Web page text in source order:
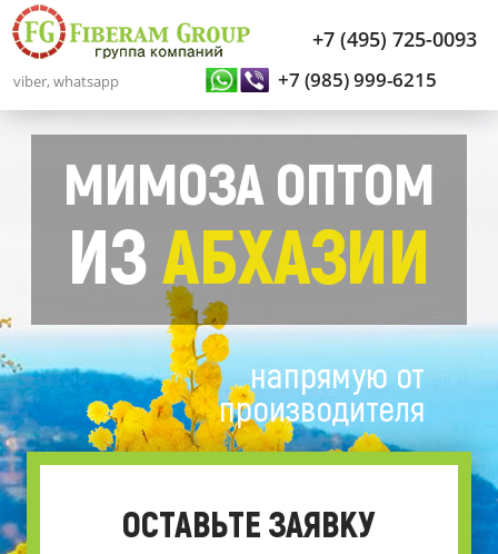
+7 (495) 725-0093
+7 (985) 999-6215
viber, whatsapp
ОСТАВЬТЕ ЗАЯВКУ
напрямую от
производителя
МИМОЗА ОПТОМ
ИЗАБХАЗИИ